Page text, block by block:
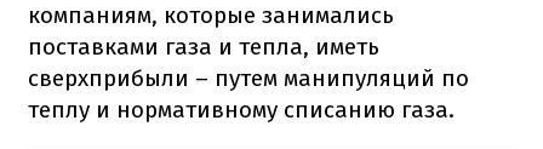
компаниям, которые занимались
поставками газа и тепла, иметь
сверхприбыли – путем манипуляций по
теплу и нормативному списанию газа.